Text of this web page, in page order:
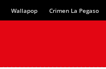
Wallapop Crimen La Pegaso